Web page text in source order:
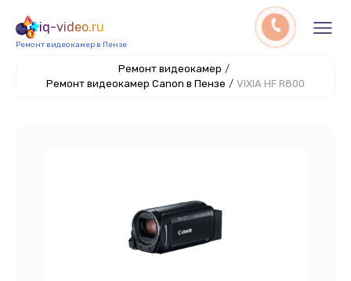
iq-video.ru
Ремонт видеокамер в Пензе
Ремонт видеокамер /
Ремонт видеокамер Canon в Пензе / VIXIA HF R800